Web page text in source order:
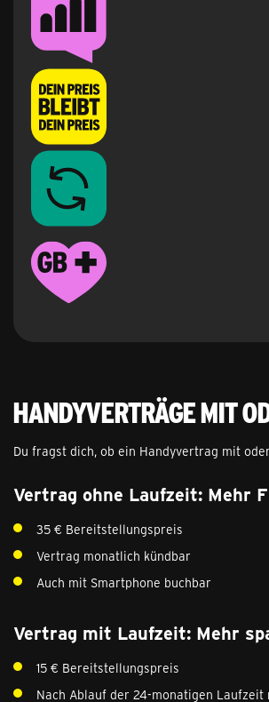
Handyverträge mit
Du fragst dich, ob ein Handyvertrag mit
Vertrag ohne Laufzeit: Mehr
35 € Bereitstellungspreis
Vertrag monatlich kündbar
Auch mit Smartphone buchbar
Vertrag mit Laufzeit: Mehr
15 € Bereitstellungspreis
Nach Ablauf der 24-monatigen Laufzeit